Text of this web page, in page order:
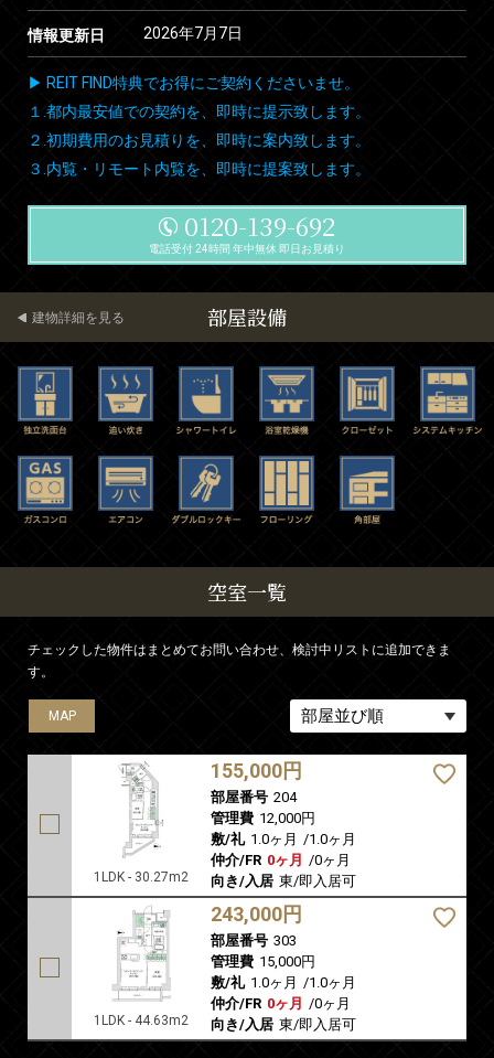
情報更新日 2026年7月7日
▶ REIT FIND特典でお得にご契約くださいませ。
１.都内最安値での契約を、即時に提示致します。
２.初期費用のお見積りを、即時に案内致します。
３.内覧・リモート内覧を、即時に提案致します。
0120-139-692
電話受付 24時間 年中無休 即日お見積り
部屋設備
建物詳細を見る
空室一覧
チェックした物件はまとめてお問い合わせ、検討中リストに追加できま
す。
MAP
1LDK - 30.27m2
155,000円
部屋番号 204
管理費 12,000円
敷/礼 1.0ヶ月 /1.0ヶ月
仲介/FR 0ヶ月 /0ヶ月
向き/入居 東/即入居可
MAP
1LDK - 44.63m2
243,000円
部屋番号 303
管理費 15,000円
敷/礼 1.0ヶ月 /1.0ヶ月
仲介/FR 0ヶ月 /0ヶ月
向き/入居 東/即入居可